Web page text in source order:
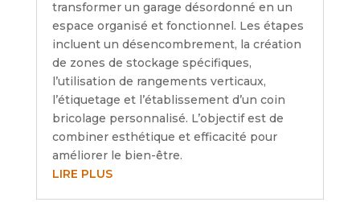
transformer un garage désordonné en un
espace organisé et fonctionnel. Les étapes
incluent un désencombrement, la création
de zones de stockage spécifiques,
l’utilisation de rangements verticaux,
l’étiquetage et l’établissement d’un coin
bricolage personnalisé. L’objectif est de
combiner esthétique et efficacité pour
améliorer le bien-être.
LIRE PLUS